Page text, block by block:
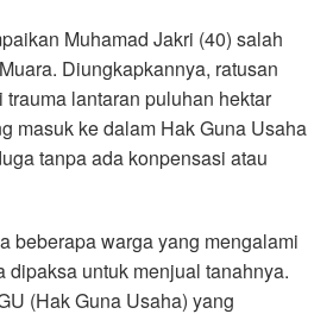
Muhamad Jakri (40) salah
Diungkapkannya, ratusan
lantaran puluhan hektar
masuk ke dalam Hak Guna Usaha
tanpa ada konpensasi atau
beberapa warga yang mengalami
dipaksa untuk menjual tanahnya.
(Hak Guna Usaha) yang